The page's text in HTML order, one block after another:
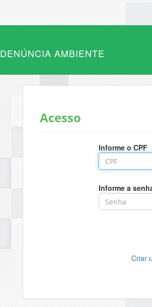
DENÚNCIA AMBIENTE
Acesso
Informe o CPF
Informe a
Criar